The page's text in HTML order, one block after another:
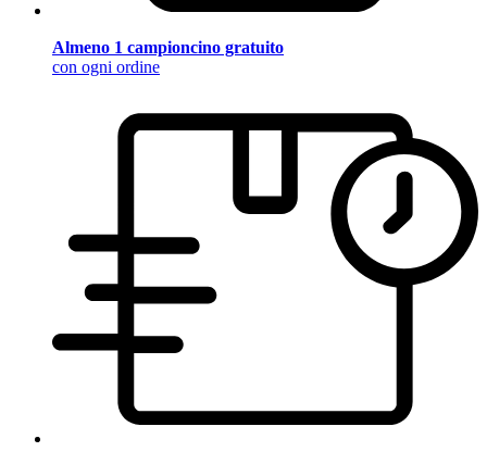
Almeno 1 campioncino gratuito
con ogni ordine